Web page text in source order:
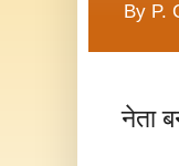
By P.
नेता